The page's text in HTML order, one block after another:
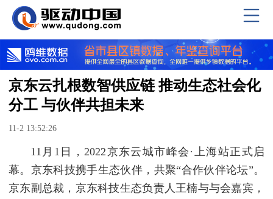
京东云扎根数智供应链 推动生态社会化
分工 与伙伴共担未来
11-2 13:52:26
11月1日，2022京东云城市峰会·上海站正式启
幕。京东科技携手生态伙伴，共聚“合作伙伴论坛”。
京东副总裁，京东科技生态负责人王楠与与会嘉宾，